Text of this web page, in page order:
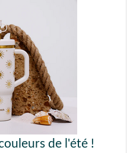
de l'été !